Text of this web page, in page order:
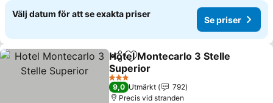
Välj datum för att se exakta priser
Se priser
Dela Lägg till i Mina Favoriter
Hotel Montecarlo 3 Stelle
Superior
Se priser
3 Stjärnor
9,0 Utmärkt
792
Precis vid stranden